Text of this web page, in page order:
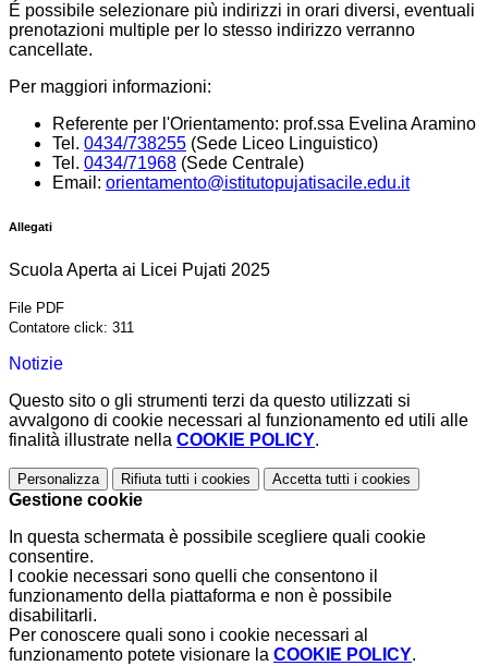
É possibile selezionare più indirizzi in orari diversi, eventuali
prenotazioni multiple per lo stesso indirizzo verranno
cancellate.
Per maggiori informazioni:
Referente per l'Orientamento: prof.ssa Evelina Aramino
Tel. 0434/738255 (Sede Liceo Linguistico)
Tel. 0434/71968 (Sede Centrale)
Email: orientamento@istitutopujatisacile.edu.it
Allegati
Scuola Aperta ai Licei Pujati 2025
File PDF
Contatore click: 311
Notizie
Questo sito o gli strumenti terzi da questo utilizzati si
avvalgono di cookie necessari al funzionamento ed utili alle
finalità illustrate nella COOKIE POLICY.
Personalizza Rifiuta tutti i cookies Accetta tutti i cookies
Gestione cookie
In questa schermata è possibile scegliere quali cookie
consentire.
I cookie necessari sono quelli che consentono il
funzionamento della piattaforma e non è possibile
disabilitarli.
Per conoscere quali sono i cookie necessari al
funzionamento potete visionare la COOKIE POLICY.